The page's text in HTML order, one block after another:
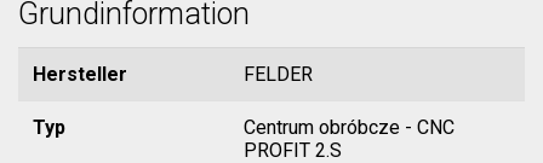
Grundinformation
Hersteller FELDER
Typ
Centrum obróbcze - CNC
PROFIT 2.S